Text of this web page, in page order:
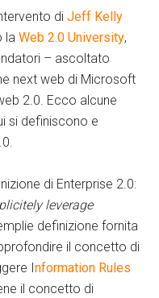
diJeff Kelly
laWeb 2.0 University,
– ascoltato
next web di Microsoft
2.0. Ecco alcune
si definiscono e
di Enterprise 2.0:
leverage
definizione fornita
il concetto di
Information Rules
il concetto di